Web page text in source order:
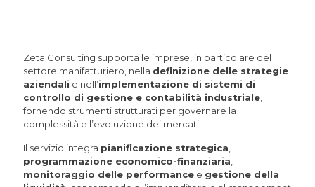
Zeta Consulting supporta le imprese, in particolare del
settore manifatturiero, nella definizione delle strategie
aziendali e nell’implementazione di sistemi di
controllo di gestione e contabilità industriale,
fornendo strumenti strutturati per governare la
complessità e l’evoluzione dei mercati.
Il servizio integra pianificazione strategica,
programmazione economico-finanziaria,
monitoraggio delle performance e gestione della